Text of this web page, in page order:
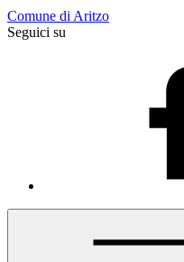
Comune di Aritzo
Seguici su